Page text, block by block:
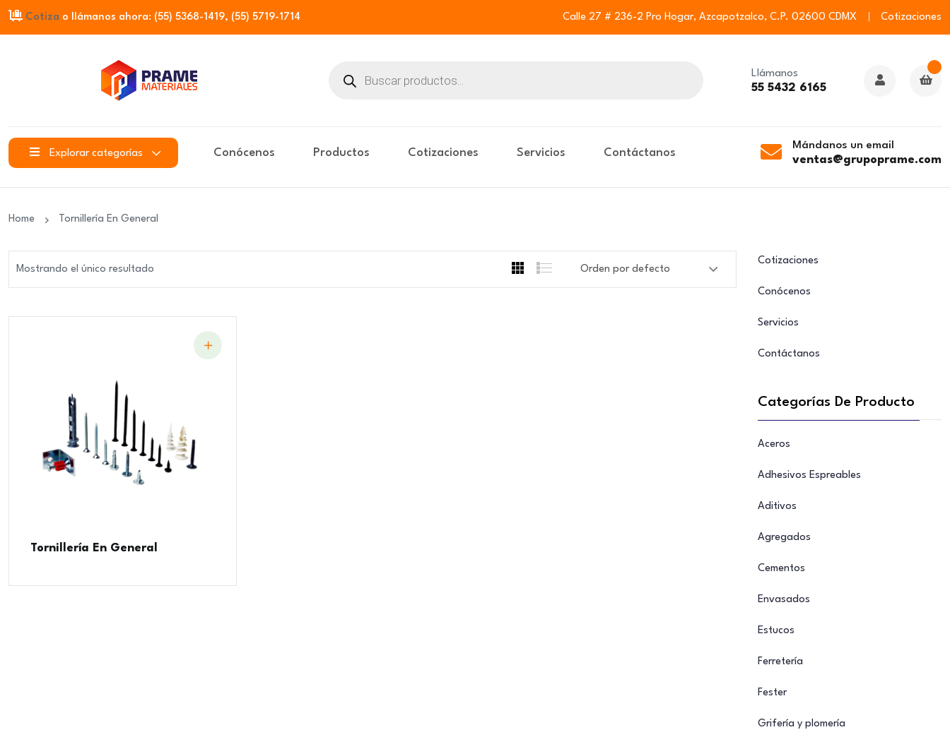
Cotiza o llámanos ahora: (55) 5368-1419, (55) 5719-1714 Calle 27 # 236-2 Pro Hogar, Azcapotzalco, C.P. 02600 CDMX Cotizaciones
productos
Llámanos
55 5432 6165
Explorar categorías Conócenos Productos Cotizaciones Servicios Contáctanos
Mándanos un email
ventas@grupoprame.com
Home Tornillería En General
Mostrando el único resultado
Tornillería En General
Cotizaciones
Conócenos
Servicios
Contáctanos
Categorías De Producto
Aceros
Adhesivos Espreables
Aditivos
Agregados
Cementos
Envasados
Estucos
Ferretería
Fester
Grifería y plomería